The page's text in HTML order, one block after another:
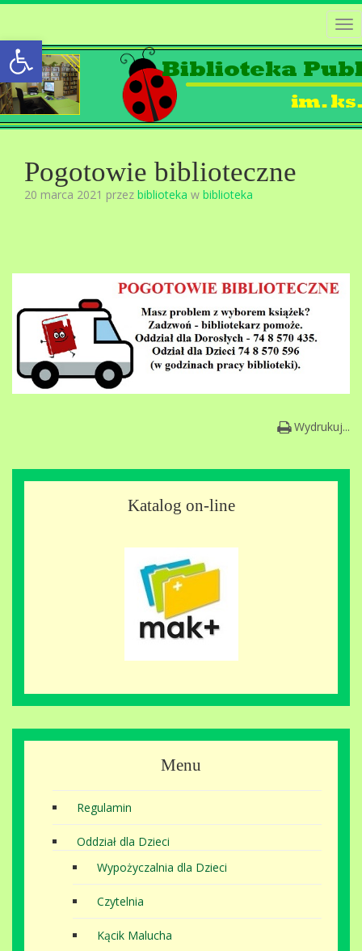
Open toolbar
Pogotowie biblioteczne
20 marca 2021 przez biblioteka w biblioteka
Wydrukuj...
Katalog on-line
Menu
Regulamin
Oddział dla Dzieci
Wypożyczalnia dla Dzieci
Czytelnia
Kącik Malucha